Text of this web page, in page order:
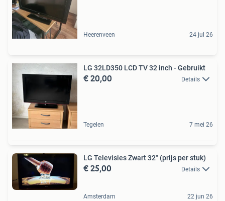
Heerenveen 24 jul 26
LG 32LD350 LCD TV 32 inch - Gebruikt
€ 20,00 Details
Tegelen 7 mei 26
LG Televisies Zwart 32" (prijs per stuk)
€ 25,00 Details
Amsterdam 22 jun 26